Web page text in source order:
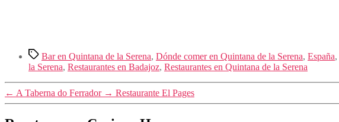
Etiquetas
Bar en Quintana de la Serena, Dónde comer en Quintana de la Serena, España,
la Serena, Restaurantes en Badajoz, Restaurantes en Quintana de la Serena
← A Taberna do Ferrador → Restaurante El Pages